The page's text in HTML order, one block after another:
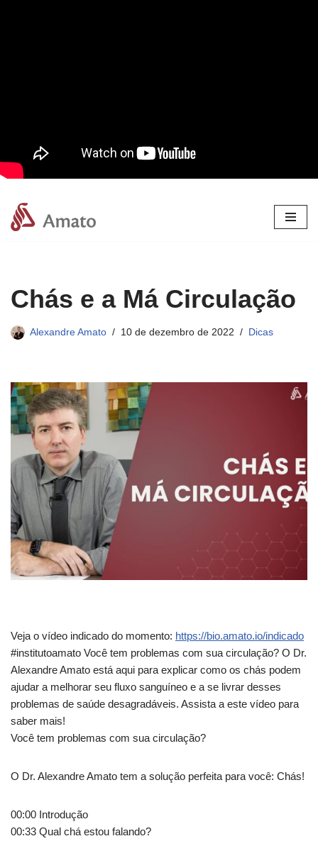
Pular
Chás e a Má Circulação
Alexandre Amato 10 de dezembro de 2022 Dicas
Veja o vídeo indicado do momento: https://bio.amato.io/indicado
#institutoamato Você tem problemas com sua circulação? O Dr.
AlexandreAmato está aqui para explicar como os chás podem
ajudar a melhorar seu fluxo sanguíneo e a se livrar desses
problemas de saúde desagradáveis. Assista a este vídeo para
saber mais!
Você tem problemas com sua circulação?
O Dr. Alexandre Amato tem a solução perfeita para você: Chás!
00:00 Introdução
00:33 Qual chá estou falando?